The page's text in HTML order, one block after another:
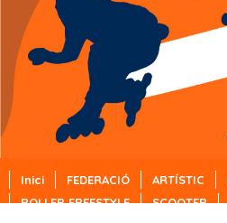
Inici FEDERACIÓ ARTÍSTIC
ROLLER FREESTYLE
SCOOTER